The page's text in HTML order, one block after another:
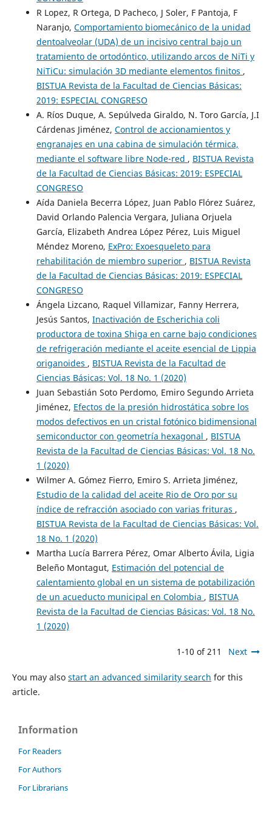
R Lopez, R Ortega, D Pacheco, J Soler, F Pantoja, F
Naranjo, Comportamiento biomecánico de la unidad
dentoalveolar (UDA) de un incisivo central bajo un
tratamiento de ortodóntico, utilizando arcos de NiTi y
NiTiCu: simulación 3D mediante elementos finitos ,
BISTUA Revista de la Facultad de Ciencias Básicas:
2019: ESPECIAL CONGRESO
A. Ríos Duque, A. Sepúlveda Giraldo, N. Toro García, J.I
Cárdenas Jiménez, Control de accionamientos y
engranajes en una cabina de simulación térmica,
mediante el software libre Node-red , BISTUA Revista
de la Facultad de Ciencias Básicas: 2019: ESPECIAL
CONGRESO
Aída Daniela Becerra López, Juan Pablo Flórez Suárez,
David Orlando Palencia Vergara, Juliana Orjuela
García, Elizabeth Andrea López Pérez, Luis Miguel
Méndez Moreno, ExPro: Exoesqueleto para
rehabilitación de miembro superior , BISTUA Revista
de la Facultad de Ciencias Básicas: 2019: ESPECIAL
CONGRESO
Ángela Lizcano, Raquel Villamizar, Fanny Herrera,
Jesús Santos, Inactivación de Escherichia coli
productora de toxina Shiga en carne bajo condiciones
de refrigeración mediante el aceite esencial de Lippia
origanoides , BISTUA Revista de la Facultad de
Ciencias Básicas: Vol. 18 No. 1 (2020)
Juan Sebastián Soto Perdomo, Emiro Segundo Arrieta
Jiménez, Efectos de la presión hidrostática sobre los
modos defectivos en un cristal fotónico bidimensional
semiconductor con geometría hexagonal , BISTUA
Revista de la Facultad de Ciencias Básicas: Vol. 18 No.
1 (2020)
Wilmer A. Gómez Fierro, Emiro S. Arrieta Jiménez,
Estudio de la calidad del aceite Rio de Oro por su
índice de refracción asociado con varias frituras ,
BISTUA Revista de la Facultad de Ciencias Básicas: Vol.
18 No. 1 (2020)
Martha Lucía Barrera Pérez, Omar Alberto Ávila, Ligia
Beleño Montagut, Estimación del potencial de
calentamiento global en un sistema de potabilización
de un acueducto municipal en Colombia , BISTUA
Revista de la Facultad de Ciencias Básicas: Vol. 18 No.
1 (2020)
1-10 of 211 Next
You may also start an advanced similarity search for this
article.
Information
For Readers
For Authors
For Librarians